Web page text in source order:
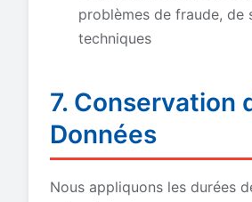
problèmes de fraude, de
techniques
7. Conservation
Données
Nous appliquons les durées